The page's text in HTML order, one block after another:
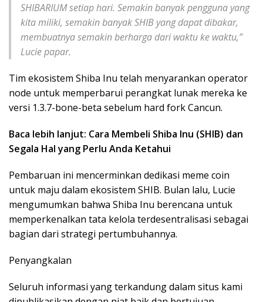
SHIBARIUM setiap hari. Semakin banyak pengguna yang
kita miliki, semakin banyak SHIB yang dapat dibakar,
membuatnya semakin berharga dari waktu ke waktu,”
Lucie papar.
Tim ekosistem Shiba Inu telah menyarankan operator
node untuk memperbarui perangkat lunak mereka ke
versi 1.3.7-bone-beta sebelum hard fork Cancun.
Baca lebih lanjut: Cara Membeli Shiba Inu (SHIB) dan
Segala Hal yang Perlu Anda Ketahui
Pembaruan ini mencerminkan dedikasi meme coin
untuk maju dalam ekosistem SHIB. Bulan lalu, Lucie
mengumumkan bahwa Shiba Inu berencana untuk
memperkenalkan tata kelola terdesentralisasi sebagai
bagian dari strategi pertumbuhannya.
Penyangkalan
Seluruh informasi yang terkandung dalam situs kami